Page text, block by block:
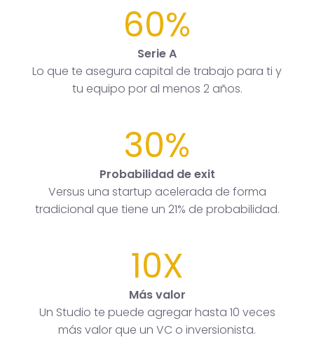
60%
Serie A
Lo que te asegura capital de trabajo para ti y
tu equipo por al menos 2 años.
30%
Probabilidad de exit
Versus una startup acelerada de forma
tradicional que tiene un 21% de probabilidad.
10X
Más valor
Un Studio te puede agregar hasta 10 veces
más valor que un VC o inversionista.